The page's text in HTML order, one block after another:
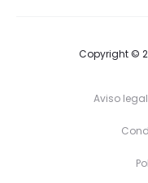
Copyright ©
Aviso